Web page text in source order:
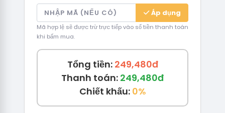
Áp dụng
Mã hợp lệ sẽ được trừ trực tiếp vào số tiền thanh toán
khi bấm mua.
Tổng tiền: 249,480đ
Thanh toán: 249,480đ
Chiết khấu: 0%